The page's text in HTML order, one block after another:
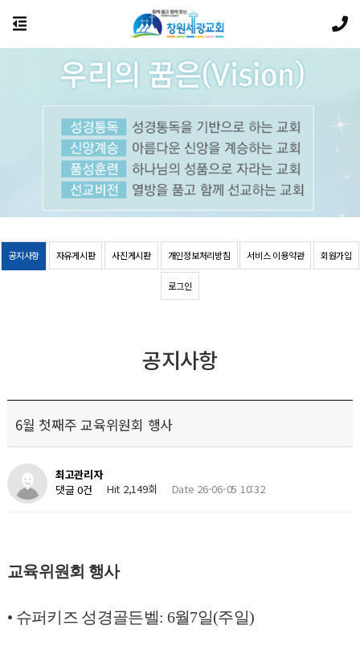
공지사항 자유게시판 사진게시판 개인정보처리방침 서비스 이용약관 회원가입
로그인
공지사항
6월 첫째주 교육위원회 행사
최고관리자
댓글 0건
Hit 2,149회 Date 26-06-05 10:32
교육위원회 행사
• 슈퍼키즈 성경골든벨: 6월7일(주일)